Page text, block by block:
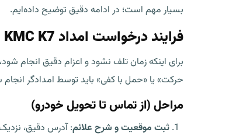
بسیار مهم است؛ در ادامه دقیق توضیح داده‌ایم.
فرایند درخواست امداد KMC K7 از امدادیار24
برای اینکه زمان تلف نشود و اعزام دقیق
حرکت» یا «حمل با کفی» باید توسط امدادگر
مراحل (از تماس تا تحویل خودرو)
ثبت موقعیت و شرح علائم: آدرس دقیق،